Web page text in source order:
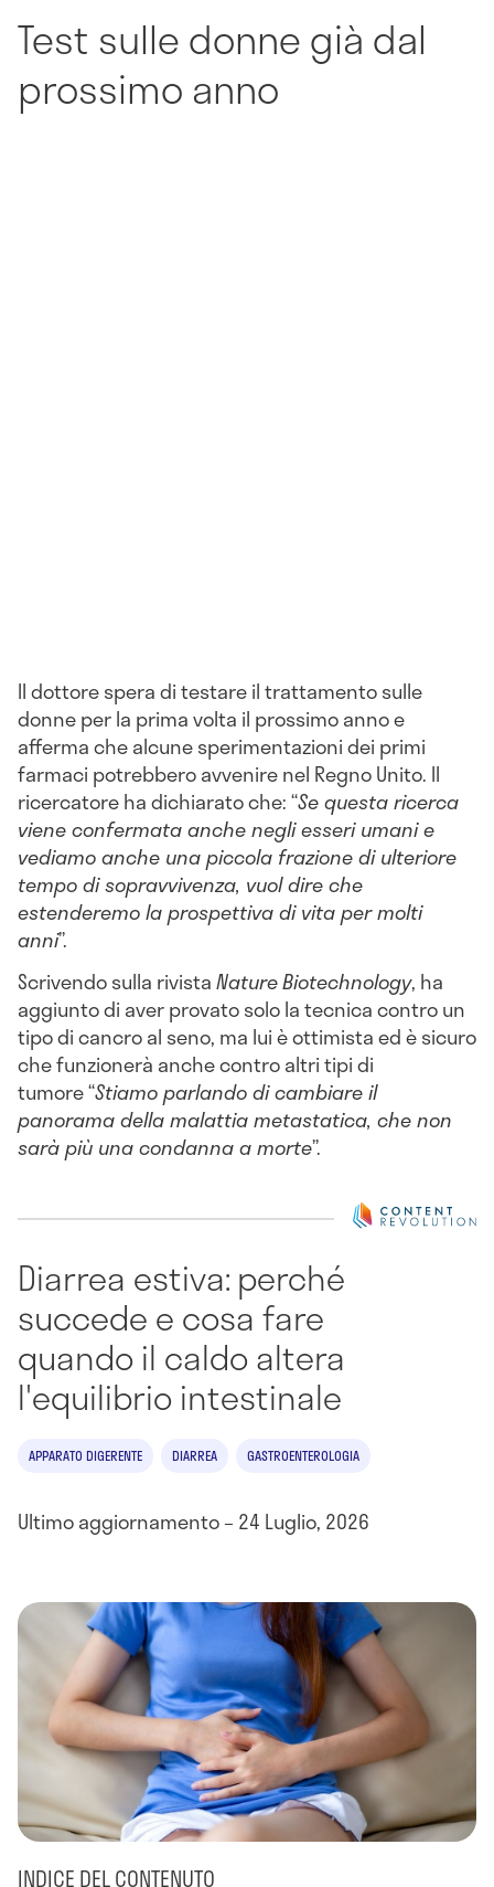
Test sulle donne già dal
prossimo anno
Il dottore spera di testare il trattamento sulle
donne per la prima volta il prossimo anno e
afferma che alcune sperimentazioni dei primi
farmaci potrebbero avvenire nel Regno Unito. Il
ricercatore ha dichiarato che: “Se questa ricerca
viene confermata anche negli esseri umani e
vediamo anche una piccola frazione di ulteriore
tempo di sopravvivenza, vuol dire che
estenderemo la prospettiva di vita per molti
anni”.
Scrivendo sulla rivistaNatureBiotechnology, ha
aggiunto di aver provato solo la tecnica contro un
tipo di cancro al seno, ma lui è ottimista ed è sicuro
che funzionerà anche contro altri tipi di
tumore “Stiamo parlando di cambiare il
panorama della malattia metastatica, che non
sarà più una condanna a morte”.
Diarrea estiva: perché
succede e cosa fare
quando il caldo altera
l'equilibrio intestinale
APPARATO DIGERENTE DIARREA GASTROENTEROLOGIA
Ultimo aggiornamento – 24 Luglio, 2026
INDICE DEL CONTENUTO